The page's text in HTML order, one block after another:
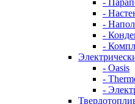
-
-
-
-
-
- Oasis
-
-